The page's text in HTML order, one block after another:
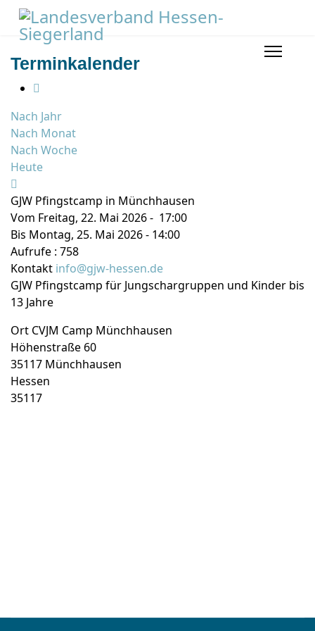
Terminkalender
Nach Jahr
Nach Monat
Nach Woche
Heute
GJW Pfingstcamp in Münchhausen
Vom Freitag, 22. Mai 2026 - 17:00
Bis Montag, 25. Mai 2026 - 14:00
Aufrufe : 758
Kontakt info@gjw-hessen.de
GJW Pfingstcamp für Jungschargruppen und Kinder bis
13 Jahre
Ort CVJM Camp Münchhausen
Höhenstraße 60
35117 Münchhausen
Hessen
35117